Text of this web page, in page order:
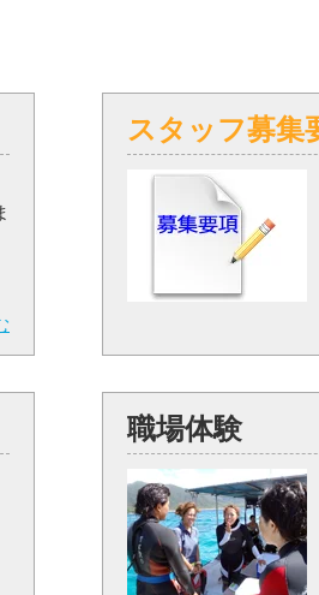
スタッフ募集
職場体験